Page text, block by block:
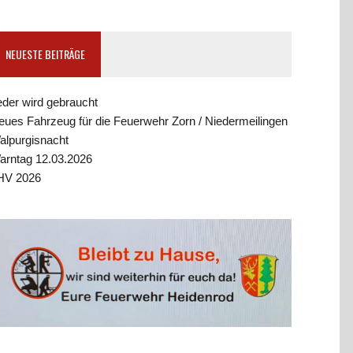
NEUESTE BEITRÄGE
wird gebraucht
Fahrzeug für die Feuerwehr Zorn / Niedermeilingen
12.03.2026
2026